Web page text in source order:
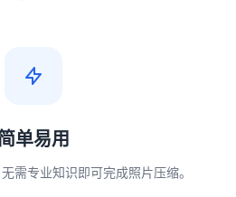
单易用
需专业知识即可完成照片压缩。